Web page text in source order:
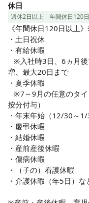
休日
週休2日以上 年間休日120
《年間休日120日以上
・土日祝休
・有給休暇
増、最大20日まで
・夏季休暇
按分付与）
・年末年始（12/30～1/
・慶弔休暇
・結婚休暇
・産前産後休暇
・傷病休暇
・（子の）看護休暇
・介護休暇（年5日）